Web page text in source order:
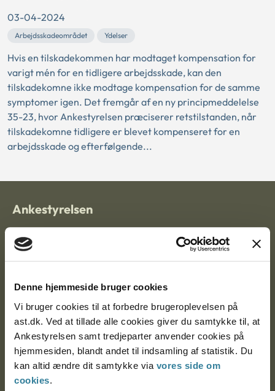
Denne hjemmeside bruger cookies
Vi bruger cookies til at forbedre brugeroplevelsen på
ast.dk. Ved at tillade alle cookies giver du samtykke til, at
Ankestyrelsen samt tredjeparter anvender cookies på
hjemmesiden, blandt andet til indsamling af statistik. Du
kan altid ændre dit samtykke via vores side om
cookies.
03-04-2024
Arbejdsskadeområdet Ydelser
Hvis en tilskadekommen har modtaget kompensation for
varigt mén for en tidligere arbejdsskade, kan den
tilskadekomne ikke modtage kompensation for de samme
symptomer igen. Det fremgår af en ny principmeddelelse
35-23, hvor Ankestyrelsen præciserer retstilstanden, når
tilskadekomne tidligere er blevet kompenseret for en
arbejdsskade og efterfølgende...
Ankestyrelsen
Nytorv 7, 2. sal
Ankestyrelsen Aalborg
Ankestyrelsen København